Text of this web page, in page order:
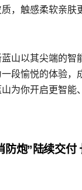
，触感柔软亲肤
山以其尖端的
段愉悦的体验
为你开启更智能
炮”陆续交付